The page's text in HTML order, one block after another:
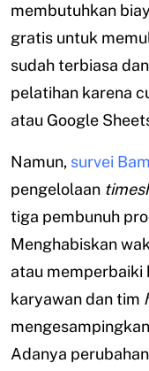
membutuhkan
gratis untuk
sudah terbiasa
pelatihan karena
atau Google
Namun, survei
pengelolaan
tiga pembunuh
Menghabiskan
atau memperbaiki
karyawan dan tim
Adanya